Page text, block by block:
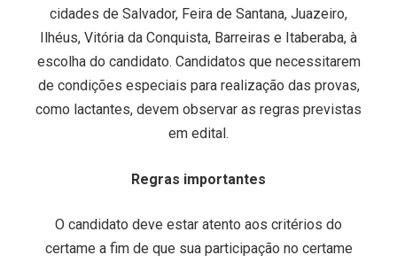
cidades de Salvador, Feira de Santana, Juazeiro,
Ilhéus, Vitória da Conquista, Barreiras e Itaberaba, à
escolha do candidato. Candidatos que necessitarem
de condições especiais para realização das provas,
como lactantes, devem observar as regras previstas
em edital.
Regras importantes
O candidato deve estar atento aos critérios do
certame a fim de que sua participação no certame